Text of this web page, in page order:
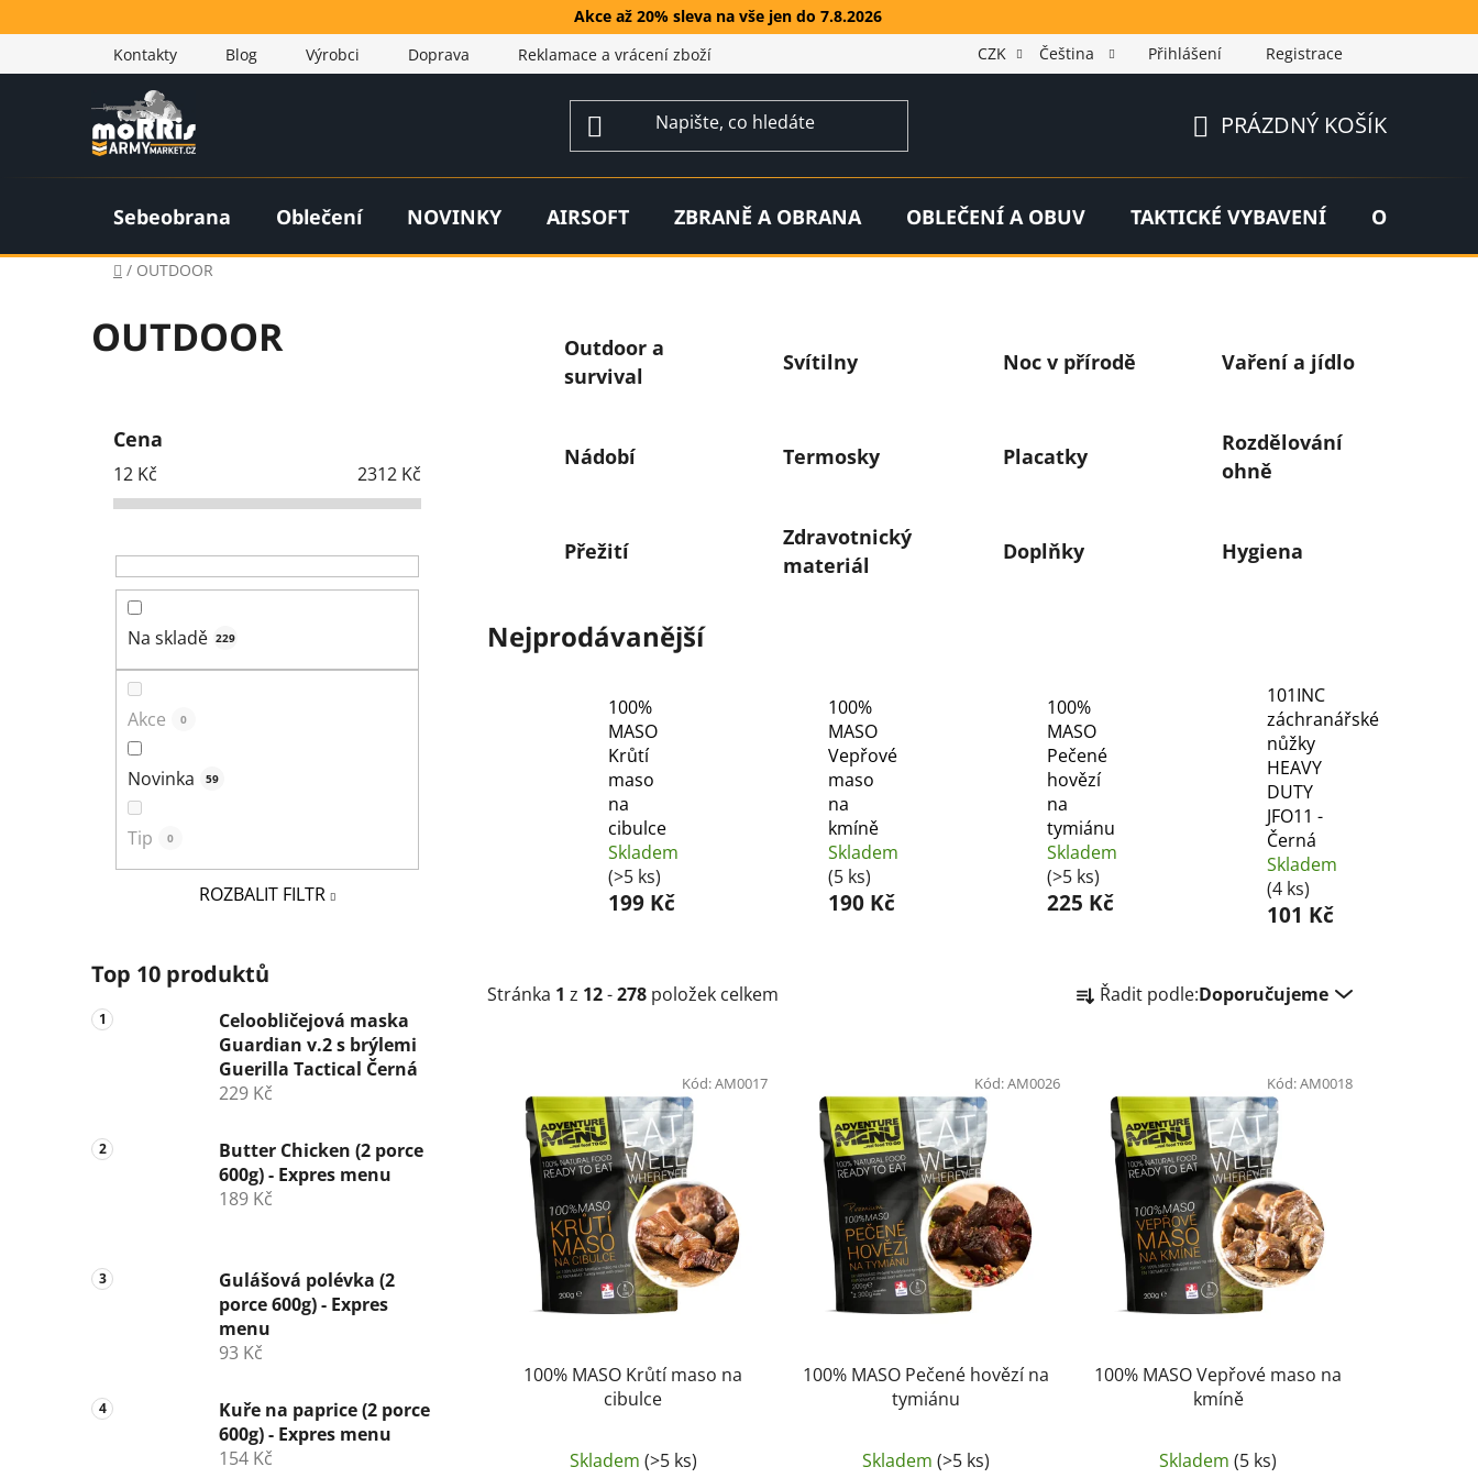
na
Akce až 20% sleva na vše jen do 7.8.2026
Kontakty
Blog Výrobci Doprava Reklamace a vrácení zboží CZK Čeština Přihlášení Registrace
KOŠÍK
PRÁZDNÝ KOŠÍK
Sebeobrana Oblečení NOVINKY AIRSOFT ZBRANĚ A OBRANA OBLEČENÍ A OBUV TAKTICKÉ VYBAVENÍ OUTDOOR
Domů
/ OUTDOOR
OUTDOOR
Cena
12 Kč 2312 Kč
Na skladě 229
Akce 0
Novinka 59
Tip 0
ROZBALIT FILTR
Top 10 produktů
Celoobličejová maska
Guardian v.2 s brýlemi
Guerilla Tactical Černá
229 Kč
Butter Chicken (2 porce
600g) - Expres menu
189 Kč
Gulášová polévka (2
porce 600g) - Expres
menu
93 Kč
Kuře na paprice (2 porce
600g) - Expres menu
154 Kč
Outdoor a
survival
Svítilny Noc v přírodě Vaření a jídlo
Nádobí Termosky Placatky
Rozdělování
ohně
Přežití
Zdravotnický
materiál
Doplňky Hygiena
Nejprodávanější
100%
MASO
Krůtí
maso
na
cibulce
Skladem
(>5 ks)
199 Kč
100%
MASO
Vepřové
maso
na
kmíně
Skladem
(5 ks)
190 Kč
100%
MASO
Pečené
hovězí
na
tymiánu
Skladem
(>5 ks)
225 Kč
101INC
záchranářské
nůžky
HEAVY
DUTY
JFO11 -
Černá
Skladem
(4 ks)
101 Kč
Stránka 1 z 12-278 položek celkem a Řadit podle:Doporučujeme
100% MASO Krůtí maso na
cibulce
Skladem (>5 ks)
Kód:AM0017
100% MASO Pečené hovězí na
tymiánu
Skladem (>5 ks)
Kód:AM0026
100% MASO Vepřové maso na
kmíně
Skladem(5 ks)
Kód:AM0018